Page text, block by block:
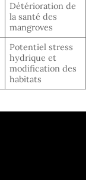
Détérioration de
la santé des
mangroves
Potentiel stress
hydrique et
modification des
habitats